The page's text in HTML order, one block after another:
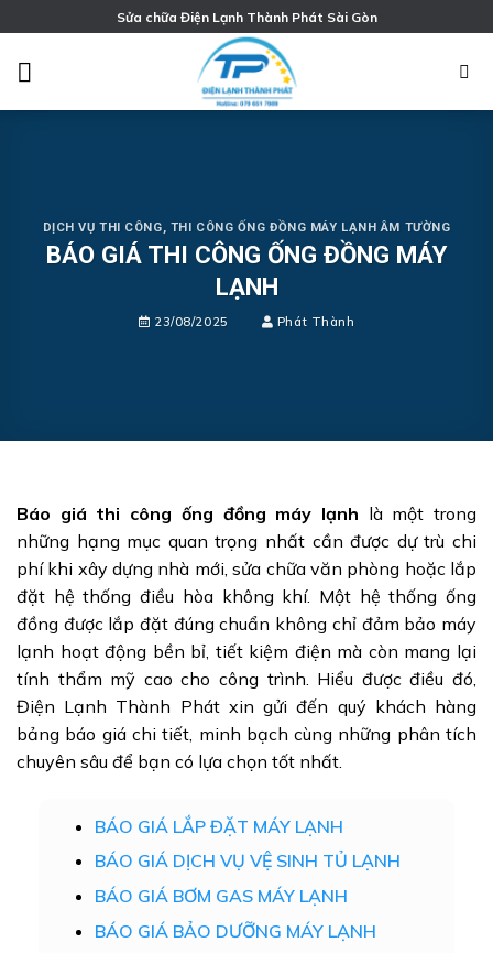
đến
nội
Sửa chữa Điện Lạnh Thành Phát Sài Gòn
DỊCH VỤ THI CÔNG, THI CÔNG ỐNG ĐỒNG MÁY LẠNH ÂM TƯỜNG
BÁO GIÁ THI CÔNG ỐNG ĐỒNG MÁY
LẠNH
23/08/2025 Phát Thành
Báo giá thi công ống đồng máy lạnh là một trong
những hạng mục quan trọng nhất cần được dự trù chi
phí khi xây dựng nhà mới, sửa chữa văn phòng hoặc lắp
đặt hệ thống điều hòa không khí. Một hệ thống ống
đồng được lắp đặt đúng chuẩn không chỉ đảm bảo máy
lạnh hoạt động bền bỉ, tiết kiệm điện mà còn mang lại
tính thẩm mỹ cao cho công trình. Hiểu được điều đó,
Điện Lạnh Thành Phát xin gửi đến quý khách hàng
bảng báo giá chi tiết, minh bạch cùng những phân tích
chuyên sâu để bạn có lựa chọn tốt nhất.
BÁO GIÁ LẮP ĐẶT MÁY LẠNH
BÁO GIÁ DỊCH VỤ VỆ SINH TỦ LẠNH
BÁO GIÁ BƠM GAS MÁY LẠNH
BÁO GIÁ BẢO DƯỠNG MÁY LẠNH